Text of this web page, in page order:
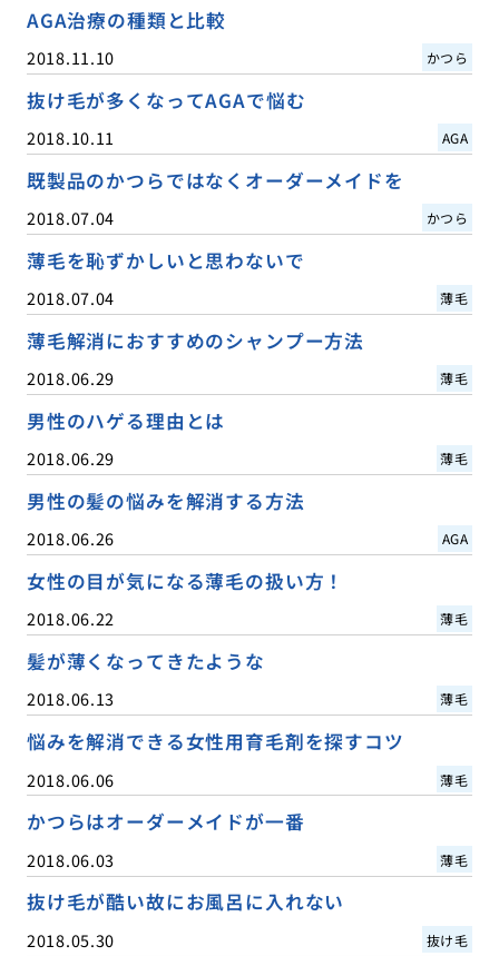
AGA治療の種類と比較
2018.11.10 かつら
抜け毛が多くなってAGAで悩む
2018.10.11 AGA
既製品のかつらではなくオーダーメイドを
2018.07.04 かつら
薄毛を恥ずかしいと思わないで
2018.07.04 薄毛
薄毛解消におすすめのシャンプー方法
2018.06.29 薄毛
男性のハゲる理由とは
2018.06.29 薄毛
男性の髪の悩みを解消する方法
2018.06.26 AGA
女性の目が気になる薄毛の扱い方！
2018.06.22 薄毛
髪が薄くなってきたような
2018.06.13 薄毛
悩みを解消できる女性用育毛剤を探すコツ
2018.06.06 薄毛
かつらはオーダーメイドが一番
2018.06.03 薄毛
抜け毛が酷い故にお風呂に入れない
2018.05.30 抜け毛